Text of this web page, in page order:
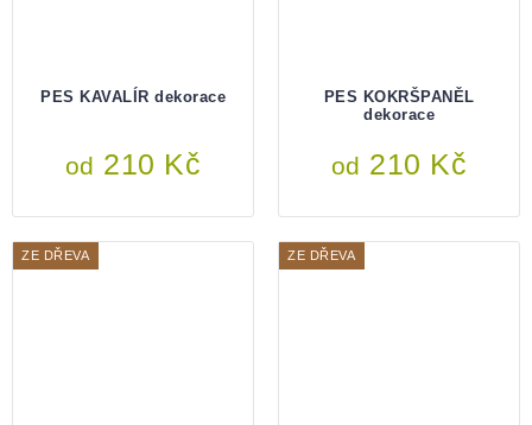
PES KAVALÍR dekorace
od 210 Kč
PES KOKRŠPANĚL
dekorace
od 210 Kč
ZE DŘEVA ZE DŘEVA